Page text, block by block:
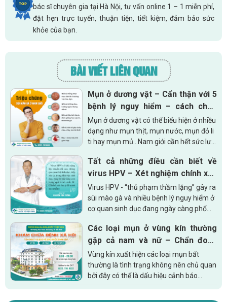
bác sĩ chuyên gia tại Hà Nội, tư vấn online 1 – 1 miễn phí,
đặt hẹn trực tuyến, thuận tiện, tiết kiệm, đảm bảo sức
khỏe của bạn.
BÀI VIẾT LIÊN QUAN
Mụn ở dương vật – Cẩn thận với 5
bệnh lý nguy hiểm – cách chữa
hiệu quả hiện nay
Mụn ở dương vật có thể biểu hiện ở nhiều
dạng như mụn thịt, mụn nước, mụn đỏ li
ti hay mụn mủ…Nam giới cần hết sức lưu
ý, khi tình trạng này kéo dài quá 2 ngày,
có xu...
Tất cả những điều cần biết về
virus HPV – Xét nghiệm chính xác
tại Bắc Ninh!
Virus HPV - “thủ phạm thầm lặng” gây ra
sùi mào gà và nhiều bệnh lý nguy hiểm ở
cơ quan sinh dục đang ngày càng phổ
biến trong cộng đồng. Điều đáng lo ngại
là phần lớn người nhiễm...
Các loại mụn ở vùng kín thường
gặp cả nam và nữ – Chẩn đoán
sớm những bệnh lý nguy hiểm
Vùng kín xuất hiện các loại mụn bất
thường là tình trạng không nên chủ quan
bởi đây có thể là dấu hiệu cảnh báo
những bệnh lý cực kỳ nguy hiểm ảnh